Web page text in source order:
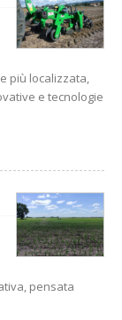
più localizzata,
e tecnologie
pensata